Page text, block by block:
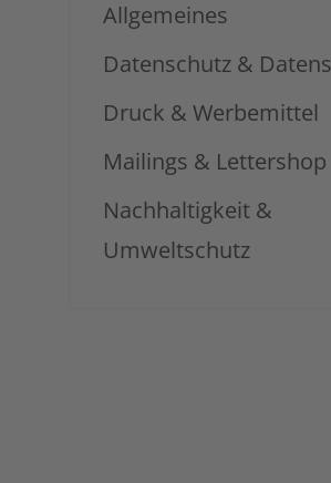
Allgemeines
Datenschutz &
Druck & Werbemittel
Mailings & Lettershop
Nachhaltigkeit &
Umweltschutz